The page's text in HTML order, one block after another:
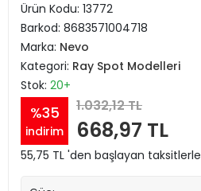
Ürün Kodu: 13772
Barkod: 8683571004718
Marka: Nevo
Kategori: Ray Spot Modelleri
Stok: 20+
%35
indirim
1.032,12 TL
668,97 TL
55,75 TL 'den başlayan taksitlerle